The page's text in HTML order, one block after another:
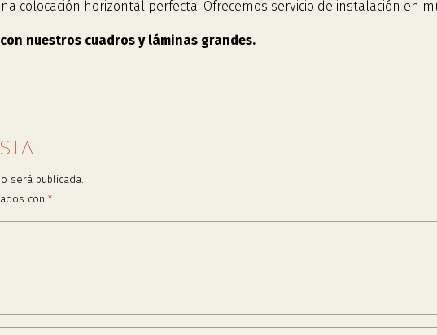
colocación horizontal perfecta. Ofrecemos servicio de instalación en
nuestros cuadros y láminas grandes.
será publicada.
con *